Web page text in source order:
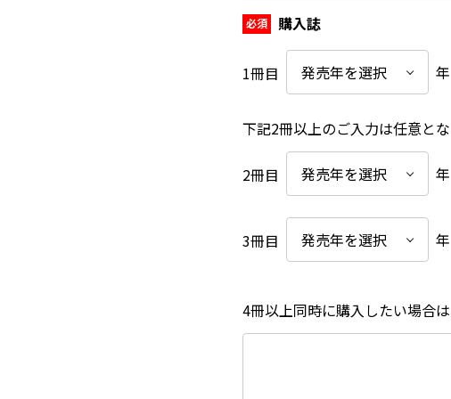
購入誌
1冊目 年
下記2冊以上のご入力は任意とな
2冊目 年
3冊目 年
4冊以上同時に購入したい場合